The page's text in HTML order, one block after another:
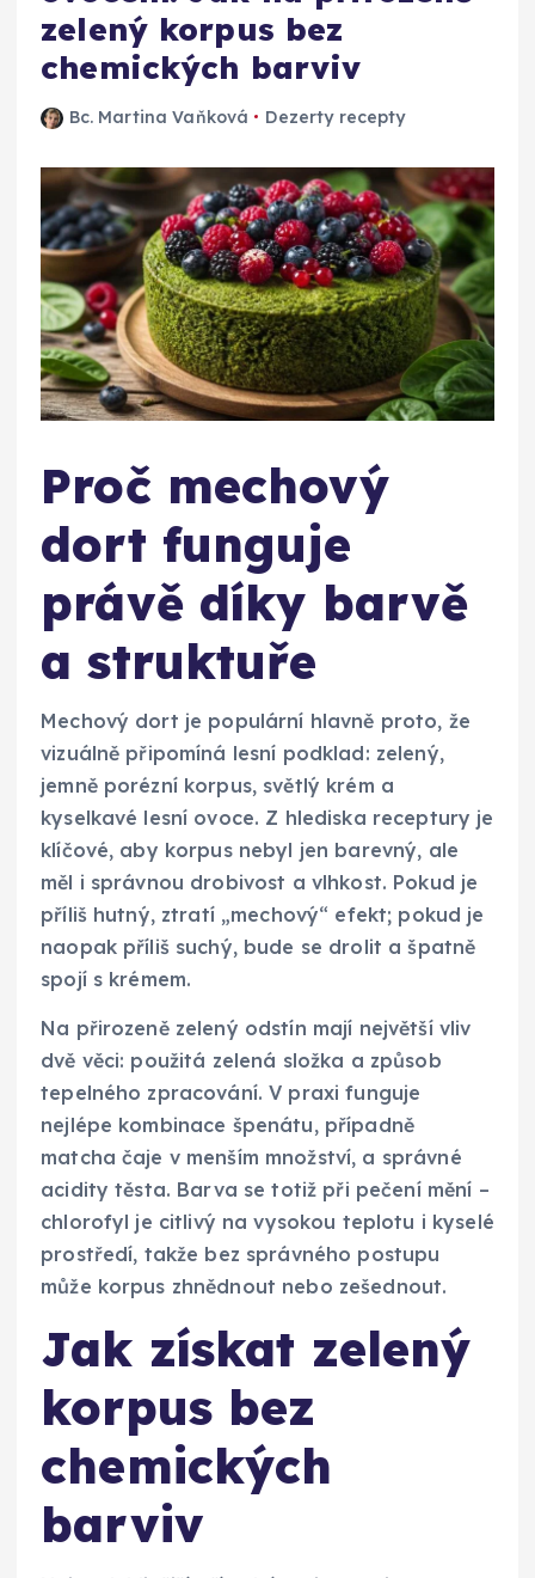
zelený korpus bez
chemických barviv
Bc. Martina Vaňková Dezerty recepty
Proč mechový
dort funguje
právě díky barvě
a struktuře
Mechový dort je populární hlavně proto, že
vizuálně připomíná lesní podklad: zelený,
jemně porézní korpus, světlý krém a
kyselkavé lesní ovoce. Z hlediska receptury je
klíčové, aby korpus nebyl jen barevný, ale
měl i správnou drobivost a vlhkost. Pokud je
příliš hutný, ztratí „mechový“ efekt; pokud je
naopak příliš suchý, bude se drolit a špatně
spojí s krémem.
Na přirozeně zelený odstín mají největší vliv
dvě věci: použitá zelená složka a způsob
tepelného zpracování. V praxi funguje
nejlépe kombinace špenátu, případně
matcha čaje v menším množství, a správné
acidity těsta. Barva se totiž při pečení mění –
chlorofyl je citlivý na vysokou teplotu i kyselé
prostředí, takže bez správného postupu
může korpus zhnědnout nebo zešednout.
Jak získat zelený
korpus bez
chemických
barviv